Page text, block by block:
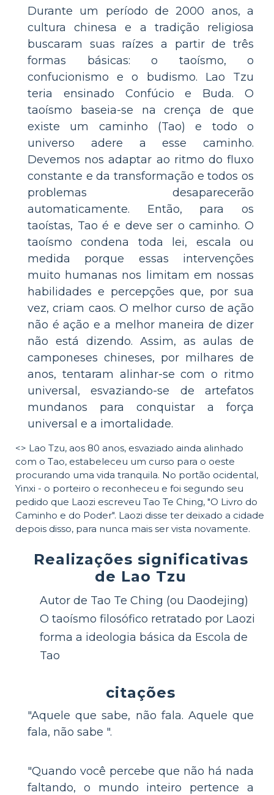
Durante um período de 2000 anos, a
cultura chinesa e a tradição religiosa
buscaram suas raízes a partir de três
formas básicas: o taoísmo, o
confucionismo e o budismo. Lao Tzu
teria ensinado Confúcio e Buda. O
taoísmo baseia-se na crença de que
existe um caminho (Tao) e todo o
universo adere a esse caminho.
Devemos nos adaptar ao ritmo do fluxo
constante e da transformação e todos os
problemas desaparecerão
automaticamente. Então, para os
taoístas, Tao é e deve ser o caminho. O
taoísmo condena toda lei, escala ou
medida porque essas intervenções
muito humanas nos limitam em nossas
habilidades e percepções que, por sua
vez, criam caos. O melhor curso de ação
não é ação e a melhor maneira de dizer
não está dizendo. Assim, as aulas de
camponeses chineses, por milhares de
anos, tentaram alinhar-se com o ritmo
universal, esvaziando-se de artefatos
mundanos para conquistar a força
universal e a imortalidade.
<> Lao Tzu, aos 80 anos, esvaziado ainda alinhado
com o Tao, estabeleceu um curso para o oeste
procurando uma vida tranquila. No portão ocidental,
Yinxi - o porteiro o reconheceu e foi segundo seu
pedido que Laozi escreveu Tao Te Ching, "O Livro do
Caminho e do Poder". Laozi disse ter deixado a cidade
depois disso, para nunca mais ser vista novamente.
Realizações significativas
de Lao Tzu
Autor de Tao Te Ching (ou Daodejing)
O taoísmo filosófico retratado por Laozi
forma a ideologia básica da Escola de
Tao
citações
"Aquele que sabe, não fala. Aquele que
fala, não sabe ".
"Quando você percebe que não há nada
faltando, o mundo inteiro pertence a